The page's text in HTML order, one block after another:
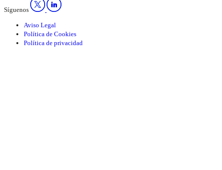
Síguenos
Aviso Legal
Política de Cookies
Política de privacidad